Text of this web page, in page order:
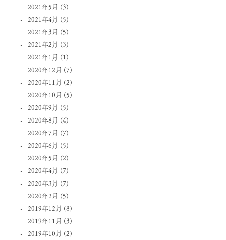
2021年5月 (3)
2021年4月 (5)
2021年3月 (5)
2021年2月 (3)
2021年1月 (1)
2020年12月 (7)
2020年11月 (2)
2020年10月 (5)
2020年9月 (5)
2020年8月 (4)
2020年7月 (7)
2020年6月 (5)
2020年5月 (2)
2020年4月 (7)
2020年3月 (7)
2020年2月 (5)
2019年12月 (8)
2019年11月 (3)
2019年10月 (2)